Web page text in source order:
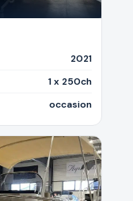
2021
1 x 250ch
occasion